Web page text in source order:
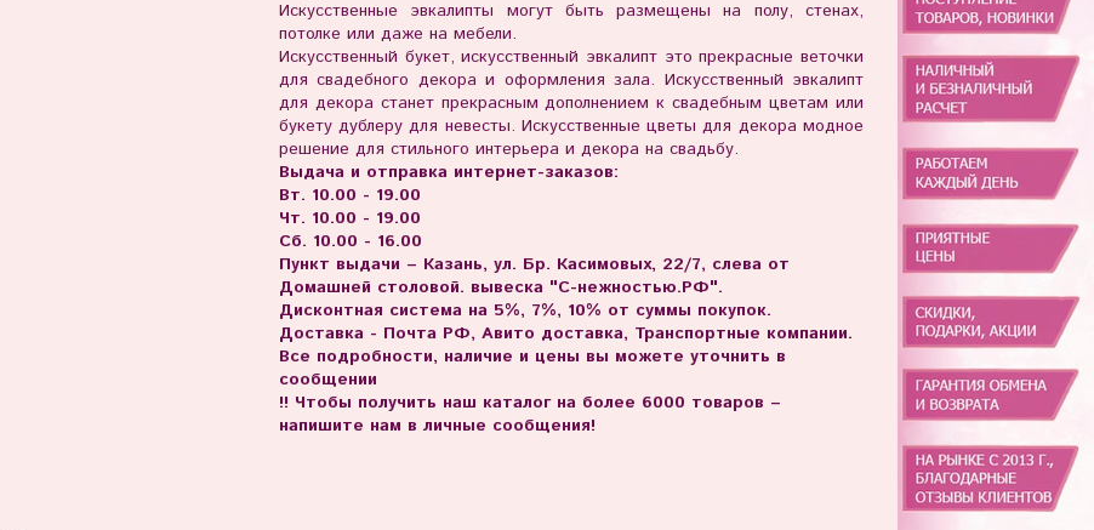
Искусственные эвкалипты могут быть размещены на полу, стенах,
потолке или даже на мебели.
Искусственный букет, искусственный эвкалипт это прекрасные веточки
для свадебного декора и оформления зала. Искусственный эвкалипт
для декора станет прекрасным дополнением к свадебным цветам или
букету дублеру для невесты. Искусственные цветы для декора модное
решение для стильного интерьера и декора на свадьбу.
Выдача и отправка интернет-заказов:
Вт. 10.00 - 19.00
Чт. 10.00 - 19.00
Сб. 10.00 - 16.00
Пункт выдачи – Казань, ул. Бр. Касимовых, 22/7, слева от
Домашней столовой. вывеска "С-нежностью.РФ".
Дисконтная система на 5%, 7%, 10% от суммы покупок.
Доставка - Почта РФ, Авито доставка, Транспортные компании.
Все подробности, наличие и цены вы можете уточнить в
сообщении
!! Чтобы получить наш каталог на более 6000 товаров –
напишите нам в личные сообщения!